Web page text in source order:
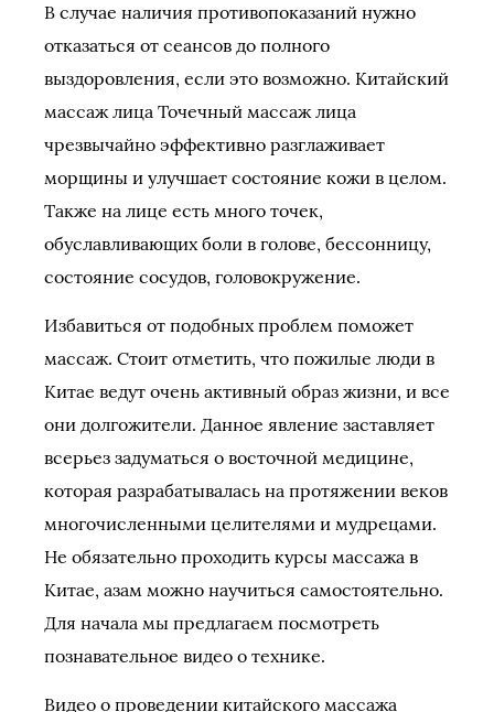
В случае наличия противопоказаний нужно
отказаться от сеансов до полного
выздоровления, если это возможно. Китайский
массаж лица Точечный массаж лица
чрезвычайно эффективно разглаживает
морщины и улучшает состояние кожи в целом.
Также на лице есть много точек,
обуславливающих боли в голове, бессонницу,
состояние сосудов, головокружение.
Избавиться от подобных проблем поможет
массаж. Стоит отметить, что пожилые люди в
Китае ведут очень активный образ жизни, и все
они долгожители. Данное явление заставляет
всерьез задуматься о восточной медицине,
которая разрабатывалась на протяжении веков
многочисленными целителями и мудрецами.
Не обязательно проходить курсы массажа в
Китае, азам можно научиться самостоятельно.
Для начала мы предлагаем посмотреть
познавательное видео о технике.
Видео о проведении китайского массажа